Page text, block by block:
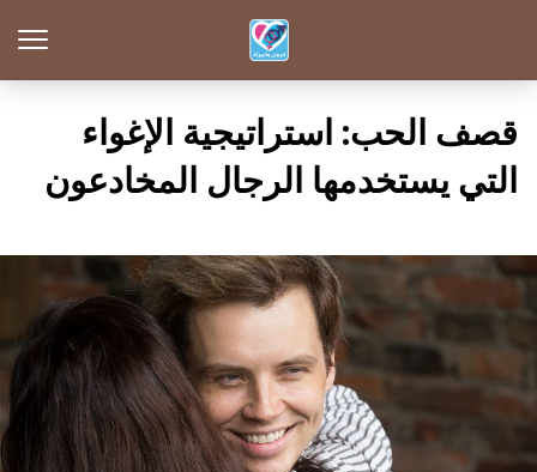
قصف الحب: استراتيجية الإغواء
التي يستخدمها الرجال المخادعون